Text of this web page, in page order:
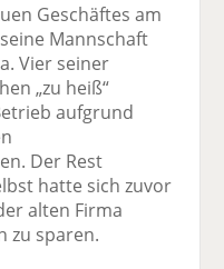
Geschäftes am
Mannschaft
Vier seiner
„zu heiß“
aufgrund
Der Rest
hatte sich zuvor
alten Firma
zu sparen.